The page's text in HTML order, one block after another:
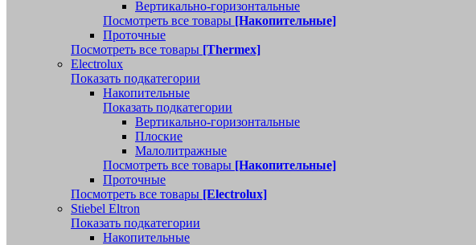
Вертикально-горизонтальные
Посмотреть все товары [Накопительные]
Проточные
Посмотреть все товары [Thermex]
Electrolux
Показать подкатегории
Накопительные
Показать подкатегории
Вертикально-горизонтальные
Плоские
Малолитражные
Посмотреть все товары [Накопительные]
Проточные
Посмотреть все товары [Electrolux]
Stiebel Eltron
Показать подкатегории
Накопительные